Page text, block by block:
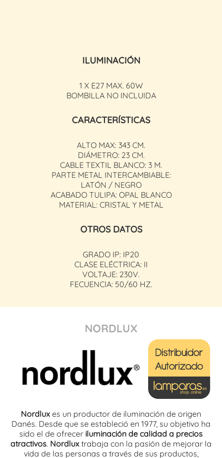
ILUMINACIÓN
1 X E27 MAX. 60W
BOMBILLA NO INCLUIDA
CARACTERÍSTICAS
ALTO MAX: 343 CM.
DIÁMETRO: 23 CM.
CABLE TEXTIL BLANCO: 3 M.
PARTE METAL INTERCAMBIABLE:
LATÓN / NEGRO
ACABADO TULIPA: OPAL BLANCO
MATERIAL: CRISTAL Y METAL
OTROS DATOS
GRADO IP: IP20
CLASE ELÉCTRICA: II
VOLTAJE: 230V.
FECUENCIA: 50/60 HZ.
NORDLUX
Nordlux es un productor de iluminación de origen
Danés. Desde que se estableció en 1977, su objetivo ha
sido el de ofrecer iluminación de calidad a precios
atractivos. Nordlux trabaja con la pasión de mejorar la
vida de las personas a través de sus productos,